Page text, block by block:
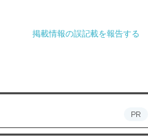
掲載情報の誤記載を報告する
PR